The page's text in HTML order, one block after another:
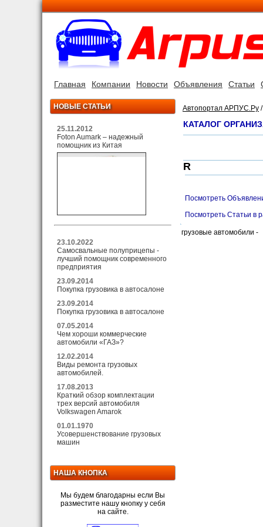
Главная Компании Новости Объявления Статьи
НОВЫЕ СТАТЬИ
25.11.2012
Foton Aumark – надежный
помощник из Китая
23.10.2022
Самосвальные полуприцепы -
лучший помощник современного
предприятия
23.09.2014
Покупка грузовика в автосалоне
23.09.2014
Покупка грузовика в автосалоне
07.05.2014
Чем хороши коммерческие
автомобили «ГАЗ»?
12.02.2014
Виды ремонта грузовых
автомобилей.
17.08.2013
Краткий обзор комплектации
трех версий автомобиля
Volkswagen Amarok
01.01.1970
Усовершенствование грузовых
машин
НАША КНОПКА
Мы будем благодарны если Вы
разместите нашу кнопку у себя
на сайте.
Автопортал АРПУС.Ру
КАТАЛОГ
R
Посмотреть
Посмотреть Статьи в
грузовые автомобили -